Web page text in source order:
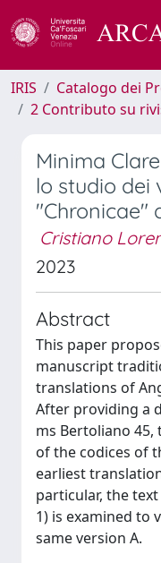
IRIS
Catalogo dei
2 Contributo su
Minima
lo studio dei
"Chronicae"
Cristiano
2023
Abstract
This paper
manuscript
translations of
After providing a
ms Bertoliano
of the codices of
earliest
particular, the text
1) is examined to
same version A.